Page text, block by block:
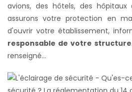
avions, des hôtels, des hôpitaux
assurons votre protection en
d'ouvrir votre établissement,
responsable de votre structure
renseigné...